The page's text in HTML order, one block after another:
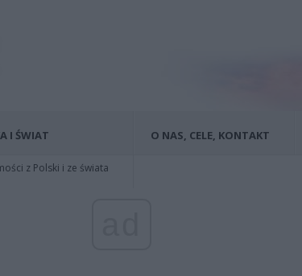
I ŚWIAT
z Polski i ze świata
O NAS, CELE, KONTAKT